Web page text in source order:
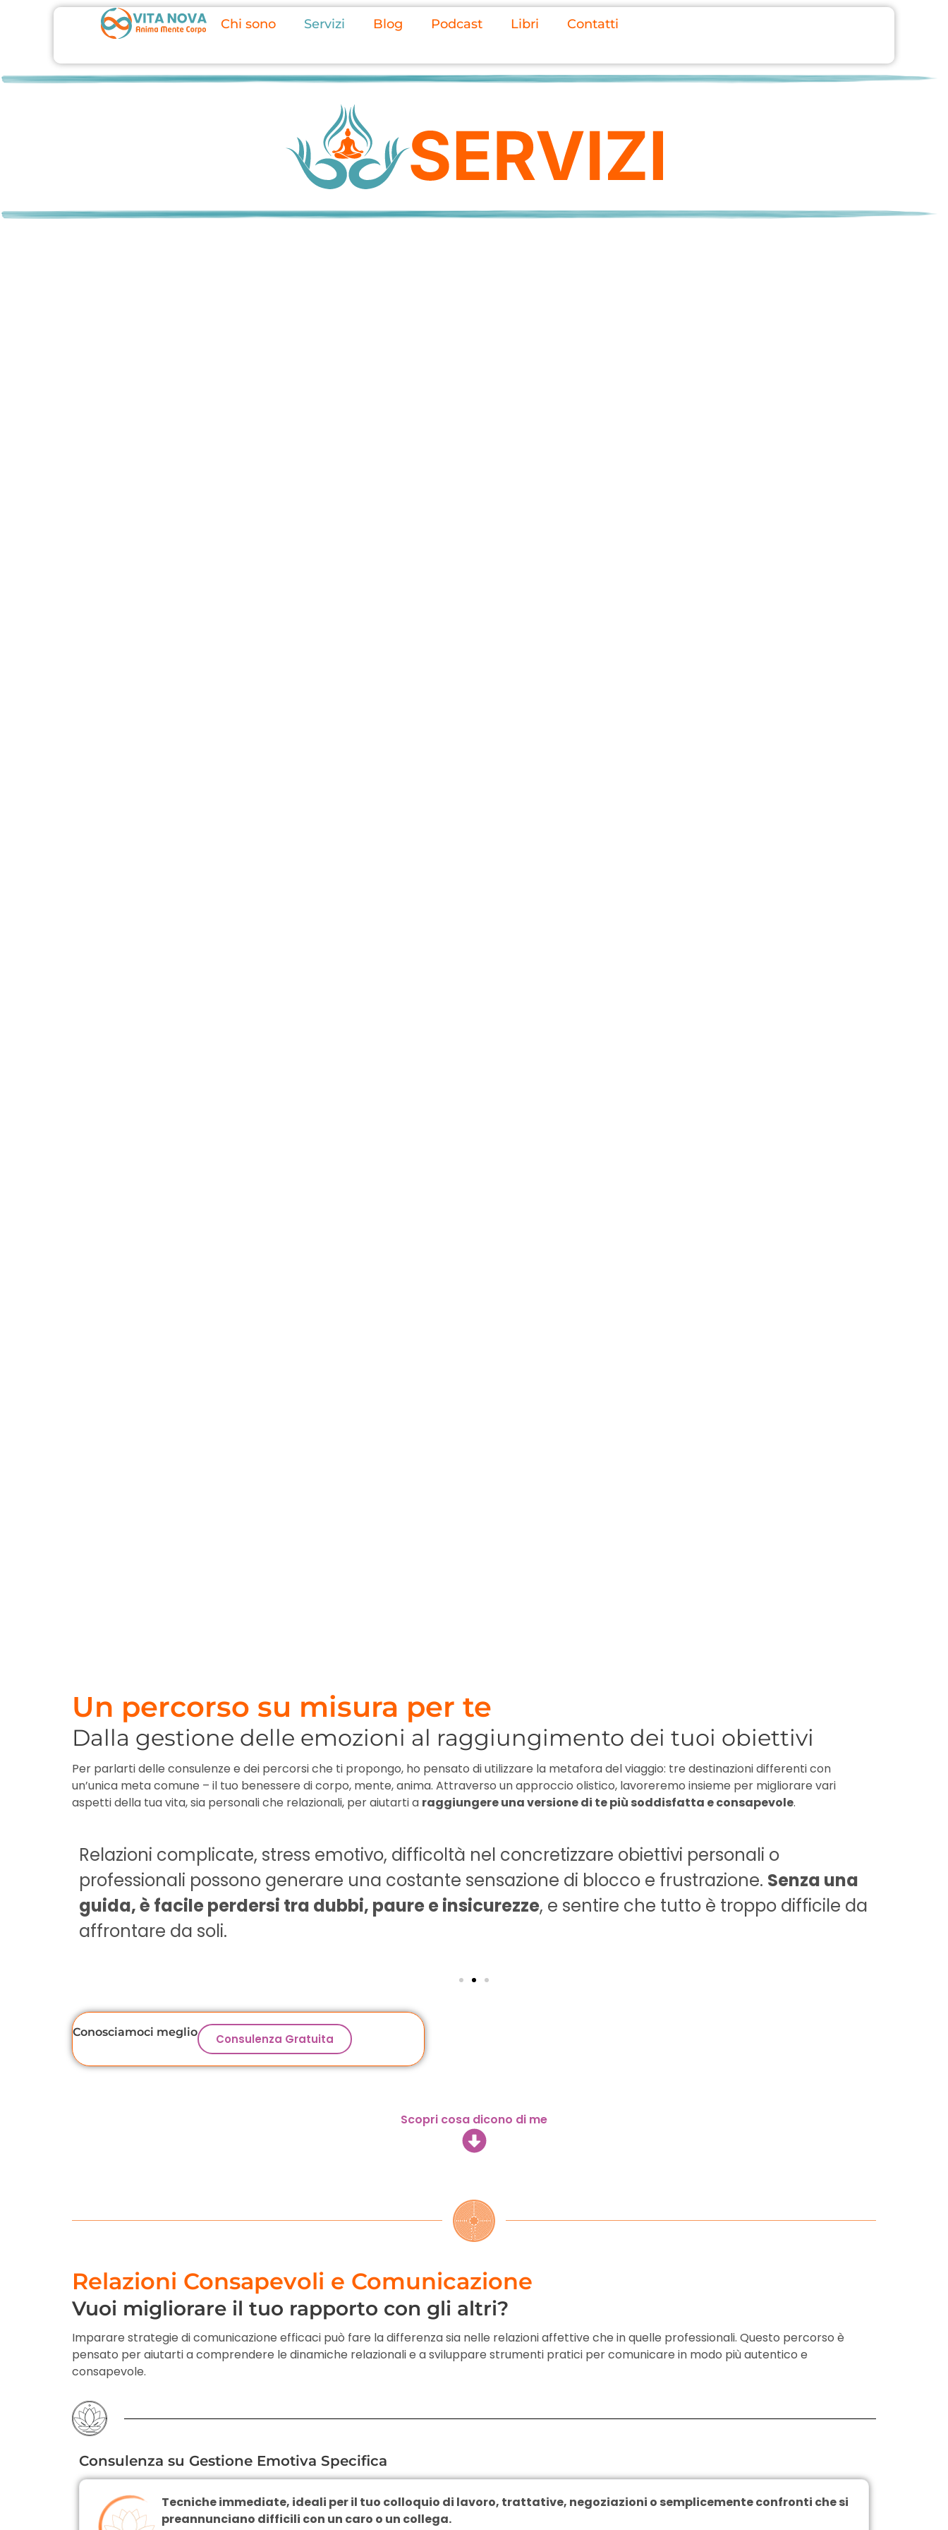
Chi sono Servizi Blog Podcast Libri Contatti
Un percorso su misura per te
Dalla gestione delle emozioni al raggiungimento dei tuoi obiettivi
Per parlarti delle consulenze e dei percorsi che ti propongo, ho pensato di utilizzare la metafora del viaggio: tre destinazioni differenti con
un’unica meta comune – il tuo benessere di corpo, mente, anima. Attraverso un approccio olistico, lavoreremo insieme per migliorare vari
aspetti della tua vita, sia personali che relazionali, per aiutarti a raggiungere una versione di te più soddisfatta e consapevole.
Relazioni complicate, stress emotivo, difficoltà nel concretizzare obiettivi personali o
professionali possono generare una costante sensazione di blocco e frustrazione. Senza una
guida, è facile perdersi tra dubbi, paure e insicurezze, e sentire che tutto è troppo difficile da
affrontare da soli.
Conosciamoci meglio Consulenza Gratuita
Scopri cosa dicono di me
Relazioni Consapevoli e Comunicazione
Vuoi migliorare il tuo rapporto con gli altri?
Imparare strategie di comunicazione efficaci può fare la differenza sia nelle relazioni affettive che in quelle professionali. Questo percorso è
pensato per aiutarti a comprendere le dinamiche relazionali e a sviluppare strumenti pratici per comunicare in modo più autentico e
consapevole.
Consulenza su Gestione Emotiva Specifica
Tecniche immediate, ideali per il tuo colloquio di lavoro, trattative, negoziazioni o semplicemente confronti che si
preannunciano difficili con un caro o un collega.